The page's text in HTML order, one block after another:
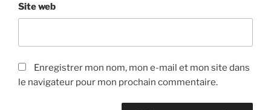
Site web
Enregistrer mon nom, mon e-mail et mon site dans
le navigateur pour mon prochain commentaire.